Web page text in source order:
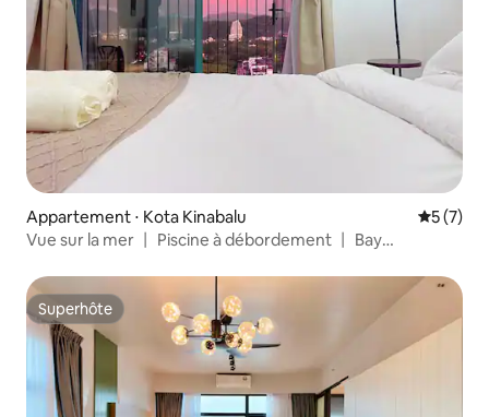
Appartement ⋅ Kota Kinabalu
5 (7)
Vue sur la mer 丨 Piscine à débordement 丨 Bay
Superhôte
Superhôte